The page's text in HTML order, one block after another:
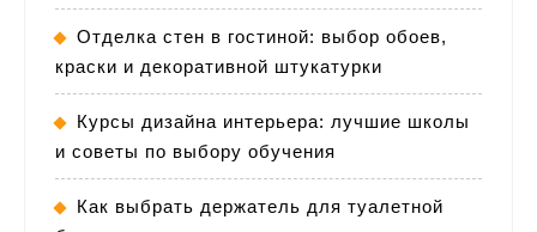
Отделка стен в гостиной: выбор обоев,
краски и декоративной штукатурки
Курсы дизайна интерьера: лучшие школы
и советы по выбору обучения
Как выбрать держатель для туалетной